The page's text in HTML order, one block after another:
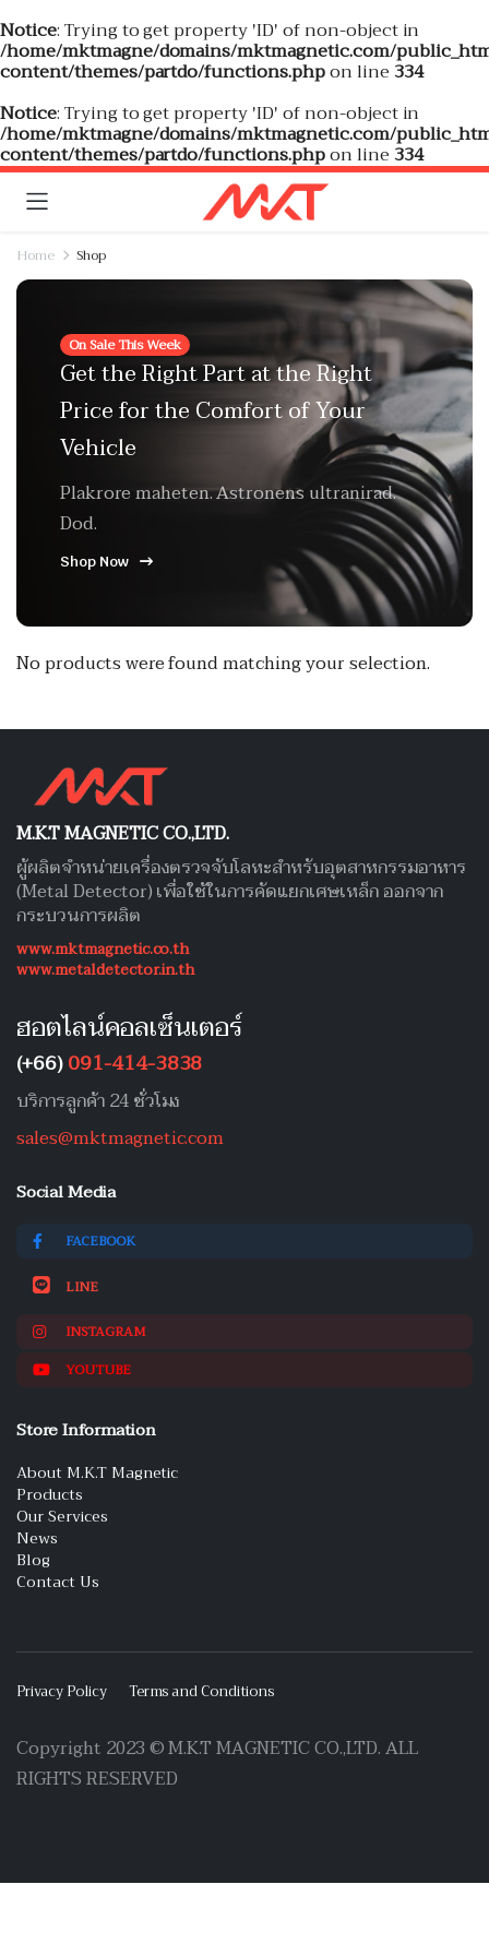
Notice: Trying to get property 'ID' of non-object in
/home/mktmagne/domains/mktmagnetic.com/
content/themes/partdo/functions.phpon line 334
Notice: Trying to get property 'ID' of non-object in
/home/mktmagne/domains/mktmagnetic.com/
content/themes/partdo/functions.phpon line 334
Home Shop
On Sale This Week
Get the Right Part at the Right
Price for the Comfort of Your
Vehicle
Plakrore maheten. Astronens ultranirad.
Dod.
Shop Now
No products were found matching your selection.
M.K.T MAGNETIC CO.,LTD.
ผู้ผลิตจำหน่ายเครื่องตรวจจับโลหะสำหรับอุตสาหกรรมอาหาร
(Metal Detector) เพื่อใช้ในการคัดแยกเศษเหล็ก ออกจาก
กระบวนการผลิต
www.mktmagnetic.co.th
www.metaldetector.in.th
ฮอตไลน์คอลเซ็นเตอร์
(+66)091-414-3838
บริการลูกค้า 24 ชั่วโมง
sales@mktmagnetic.com
Social Media
FACEBOOK
LINE
INSTAGRAM
YOUTUBE
Store Information
About M.K.T Magnetic
Products
Our Services
News
Blog
Contact Us
Privacy Policy Terms and Conditions
Copyright 2023 © M.K.T MAGNETIC CO.,LTD. ALL
RIGHTS RESERVED